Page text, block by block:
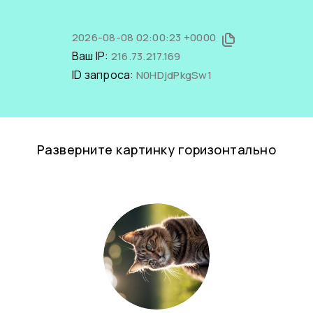
2026-08-08 02:00:23 +0000
Ваш IP: 216.73.217.169
ID запроса: N0HDjdPkgSw1
Разверните картинку горизонтально